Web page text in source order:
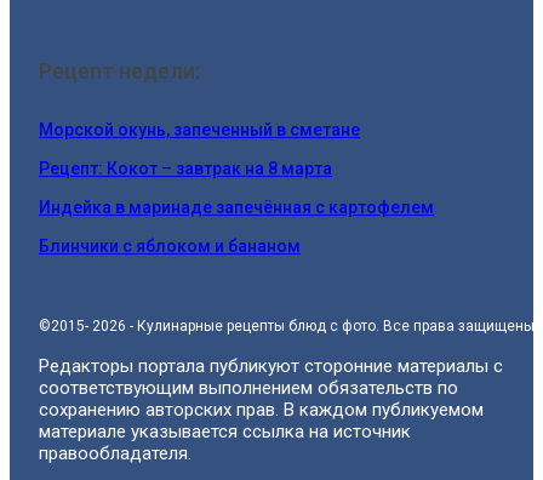
Рецепт недели:
Морской окунь, запеченный в сметане
Рецепт: Кокот – завтрак на 8 марта
Индейка в маринаде запечённая с картофелем
Блинчики с яблоком и бананом
©2015- 2026 - Кулинарные рецепты блюд с фото. Все права защищены.
Редакторы портала публикуют сторонние материалы с
соответствующим выполнением обязательств по
сохранению авторских прав. В каждом публикуемом
материале указывается ссылка на источник
правообладателя.